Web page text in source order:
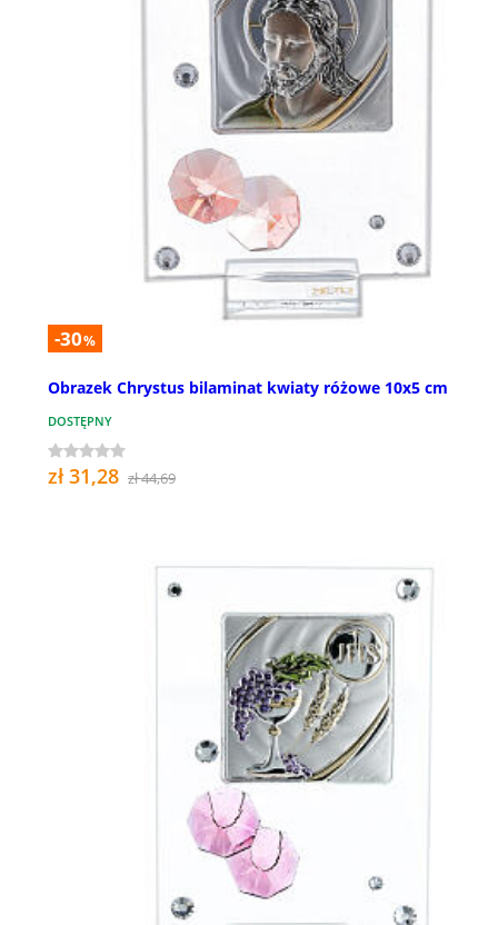
-30%
Obrazek Chrystus bilaminat kwiaty różowe 10x5 cm
DOSTĘPNY
zł 31,28 zł 44,69